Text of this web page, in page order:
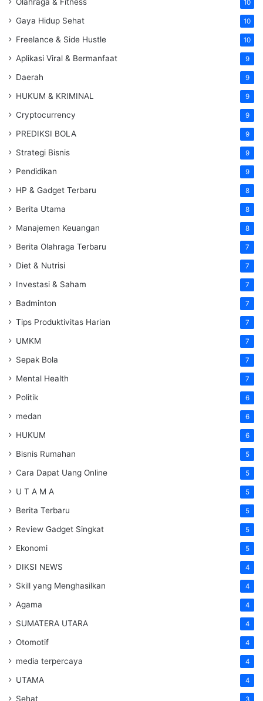
10
Gaya Hidup Sehat 10
Freelance & Side Hustle 10
Aplikasi Viral & Bermanfaat 9
Daerah 9
HUKUM & KRIMINAL 9
Cryptocurrency 9
PREDIKSI BOLA 9
Strategi Bisnis 9
Pendidikan 9
HP & Gadget Terbaru 8
Berita Utama 8
Manajemen Keuangan 8
Berita Olahraga Terbaru 7
Diet & Nutrisi 7
Investasi & Saham 7
Badminton 7
Tips Produktivitas Harian 7
UMKM 7
Sepak Bola 7
Mental Health 7
Politik 6
medan 6
HUKUM 6
Bisnis Rumahan 5
Cara Dapat Uang Online 5
U T A M A 5
Berita Terbaru 5
Review Gadget Singkat 5
Ekonomi 5
DIKSI NEWS 4
Skill yang Menghasilkan 4
Agama 4
SUMATERA UTARA 4
Otomotif 4
media terpercaya 4
UTAMA 4
Sehat 3